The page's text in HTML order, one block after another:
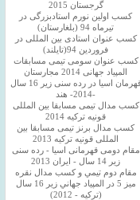
گرجستان 2015
کسب اولین نورم استادبزرگی در
تیرماه 94 (بلغارستان)
کسب عنوان استادی بین المللی در
فروردین 94(تایلند)
کسب عنوان سومی تیمی مسابقات
المپیاد جهانی 2014 مجارستان
قهرمان اسیا در رده سنی زیر 16 سال
-2014- هند
کسب مدال تیمی مسابقا بین المللی
قونیه ترکیه 2014
کسب مدال برنز تیمی مسابقا بین
المللی قونیه ترکیه 2013
مقام دومی قهرمانی اسیا - رده سنی
زیر 14 سال - ایران 2013
مقام دوم تيمي و كسب مدال نقره
ميز 5 در المپياد جهاني زير 16 سال
(تركيه - 2012)